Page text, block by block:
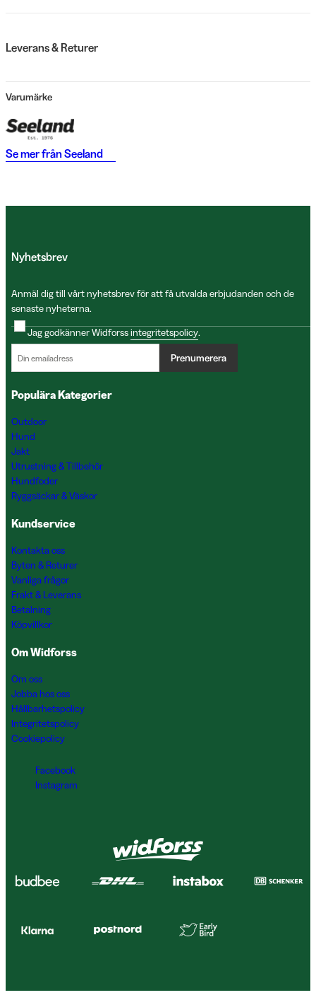
Leverans & Returer
Varumärke
Se mer frånSeeland
Nyhetsbrev
Anmäl dig till vårt nyhetsbrev för att få utvalda erbjudanden och de
senaste nyheterna.
Jag godkänner Widforssintegritetspolicy.
Prenumerera
Populära Kategorier
Outdoor
Hund
Jakt
Utrustning & Tillbehör
Hundfoder
Ryggsäckar & Väskor
Kundservice
Kontakta oss
Byten & Returer
Vanliga frågor
Frakt & Leverans
Betalning
Köpvillkor
Om Widforss
Om oss
Jobba hos oss
Hållbarhetspolicy
Integritetspolicy
Cookiepolicy
Facebook
Instagram